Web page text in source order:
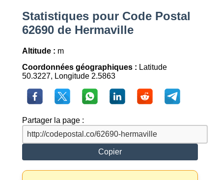
Statistiques pour Code Postal
62690 de Hermaville
Altitude : m
Coordonnées géographiques : Latitude
50.3227, Longitude 2.5863
Partager la page :
Copier